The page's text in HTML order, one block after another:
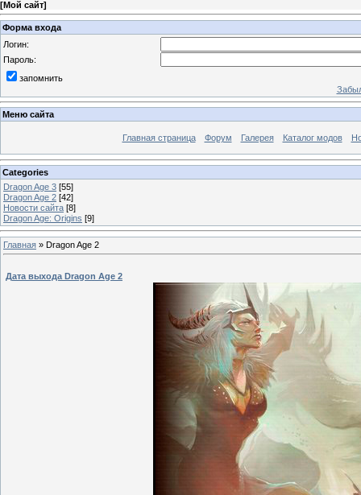
[Мой сайт]
Форма входа
Логин:
Пароль:
запомнить
Меню сайта
Главная страница Форум Галерея Каталог модов
Categories
Dragon Age 3 [55]
Dragon Age 2 [42]
Новости сайта [8]
Dragon Age: Origins [9]
Главная » Dragon Age 2
Дата выхода Dragon Age 2